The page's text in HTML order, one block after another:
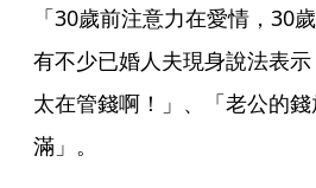
「30歲前注意力在愛情，30
有不少已婚人夫現身說法表
太在管錢啊！」、「老公的
滿」。